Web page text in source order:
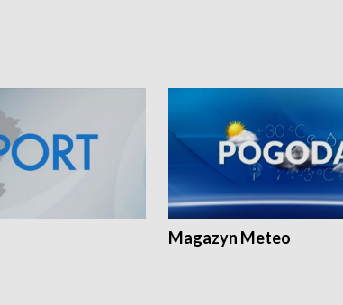
Magazyn Meteo